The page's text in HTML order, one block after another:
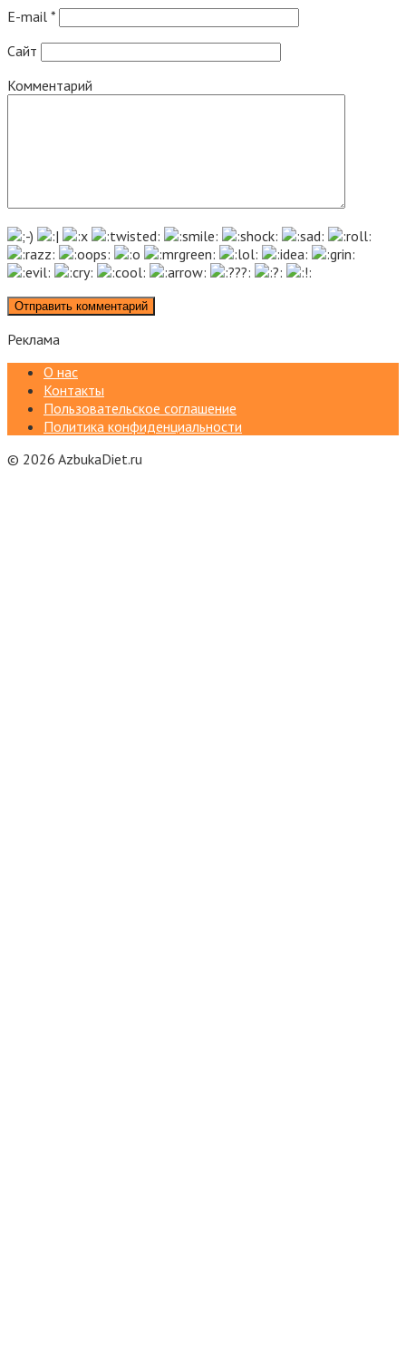
E-mail *
Сайт
Комментарий
Реклама
О нас
Контакты
Пользовательское соглашение
Политика конфиденциальности
© 2026 AzbukaDiet.ru